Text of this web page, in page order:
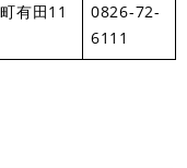
有田11
0826-72-
6111